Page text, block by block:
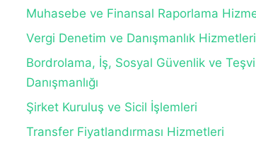
Muhasebe ve Finansal Raporlama
Vergi Denetim ve Danışmanlık Hizmetleri
Bordrolama, İş, Sosyal Güvenlik ve
Danışmanlığı
Şirket Kuruluş ve Sicil İşlemleri
Transfer Fiyatlandırması Hizmetleri